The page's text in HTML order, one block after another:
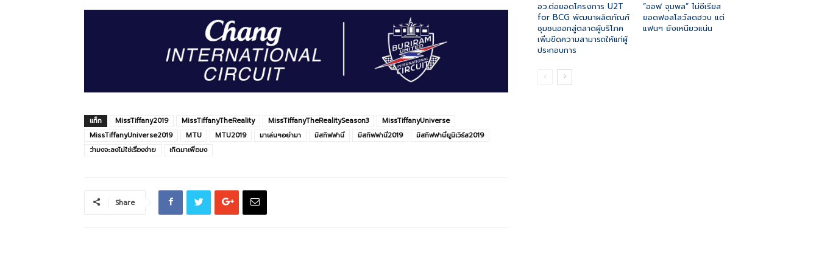
แท็ก MissTiffany2019 MissTiffanyTheReality MissTiffanyTheRealitySeason3
MissTiffanyUniverse
MissTiffanyUniverse2019
MTU MTU2019 มาเล่นๆอย่ามา มิสทิฟฟานี่ มิสทิฟฟานี่2019
มิสทิฟฟานี่ยูนิเวิร์ส2019
ว่ามงจะลงไม่ใช่เรื่องง่าย
เกิดมาเพื่อมง
Share
อว.ต่อยอดโครงการ U2T
for BCG พัฒนาผลิตภัณฑ์
ชุมชนออกสู่ตลาดผู้บริโภค
เพิ่มขีดความสามารถให้แก่ผู้
ประกอบการ
“ออฟ จุมพล” ไม่ซีเรียส
ยอดฟอลโลว์ลดฮวบ แต่
แฟนๆ ยังเหนียวแน่น